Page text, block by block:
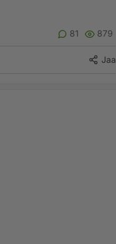
81 879
Jaa